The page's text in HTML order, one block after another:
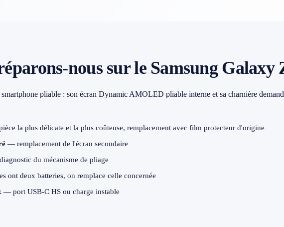
nous sur le Samsung Galaxy
smartphone pliable : son écran Dynamic AMOLED pliable interne et sa charnière
la plus délicate et la plus coûteuse, remplacement avec film protecteur d'origine
— remplacement de l'écran secondaire
du mécanisme de pliage
ont deux batteries, on remplace celle concernée
— port USB-C HS ou charge instable